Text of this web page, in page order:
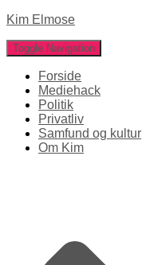
Kim Elmose
Toggle Navigation
Forside
Mediehack
Politik
Privatliv
Samfund og kultur
Om Kim